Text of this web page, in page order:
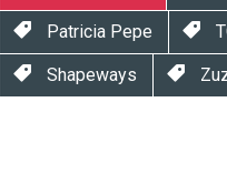
Patricia Pepe
Shapeways